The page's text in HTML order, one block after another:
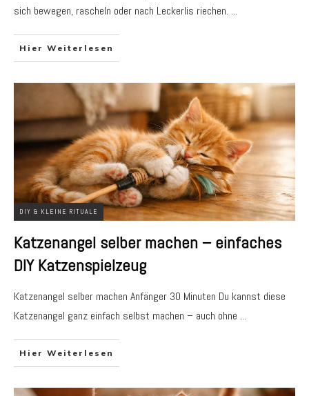
sich bewegen, rascheln oder nach Leckerlis riechen. ...
Hier Weiterlesen
DIY & KLEINE RITUALE
Katzenangel selber machen – einfaches
DIY Katzenspielzeug
Katzenangel selber machen Anfänger 30 Minuten Du kannst diese
Katzenangel ganz einfach selbst machen – auch ohne ...
Hier Weiterlesen